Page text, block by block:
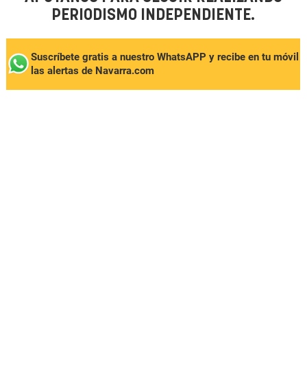
PERIODISMO INDEPENDIENTE.
Suscríbete gratis a nuestro WhatsAPP y recibe en tu móvil
las alertas de Navarra.com